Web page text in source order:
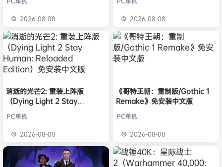
2026-08-08
版
2026-08-08
消逝的光芒2: 重装上阵版
（Dying Light 2 Stay
免安装中文版
PC单机
2026-08-08
《哥特王朝：重制版/Gothic 1
Remake》免安装中文版
PC单机
2026-08-08